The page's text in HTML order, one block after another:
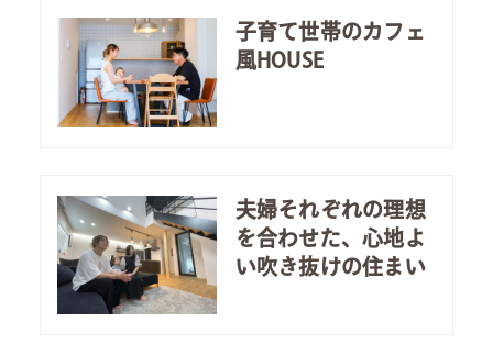
子育て世帯のカフェ
風HOUSE
夫婦それぞれの理想
を合わせた、心地よ
い吹き抜けの住まい